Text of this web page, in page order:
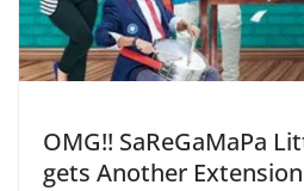
OMG!! SaReGaMaPa
gets Another Extension